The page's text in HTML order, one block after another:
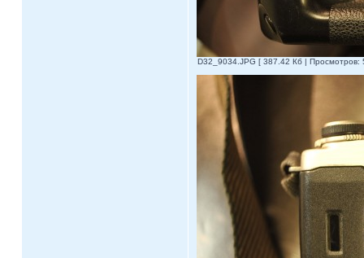
D32_9034.JPG [ 387.42 Кб | Просмотров: